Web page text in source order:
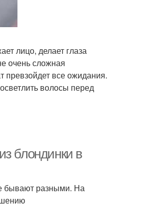
лицо, делает глаза
очень сложная
превзойдет все ожидания.
волосы перед
блондинки в
бывают разными. На